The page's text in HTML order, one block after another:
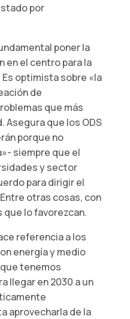
por
poner la
en el centro para la
Es optimista sobre «la
de
que más
Asegura que los ODS
porque no
siempre que el
y sector
para dirigir el
otras cosas, con
lo favorezcan.
referencia a los
energía y medio
tenemos
llegar en 2030 a un
aprovecharla de la